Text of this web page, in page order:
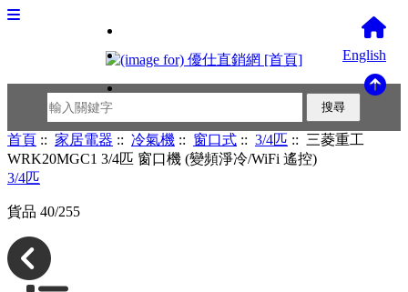
English
首頁 :: 家居電器 :: 冷氣機 :: 窗口式 :: 3/4匹 :: 三菱重工
WRK20MGC1 3/4匹 窗口機 (變頻淨冷/WiFi 遙控)
3/4匹
貨品 40/255